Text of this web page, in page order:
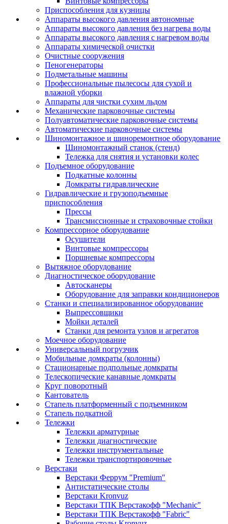
Приспособления для кузницы
Аппараты высокого давления автономные
Аппараты высокого давления без нагрева воды
Аппараты высокого давления с нагревом воды
Аппараты химической очистки
Очистные сооружения
Пеногенераторы
Подметальные машины
Профессиональные пылесосы для сухой и
влажной уборки
Аппараты для чистки сухим льдом
Механические парковочные системы
Полуавтоматические парковочные системы
Автоматические парковочные системы
Шиномонтажное и шиноремонтное оборудование
Шиномонтажный станок (стенд)
Тележка для снятия и установки колес
Подъемное оборудование
Подкатные колонны
Домкраты гидравлические
Гидравлические и грузоподъемные
приспособления
Прессы
Трансмиссионные и страховочные стойки
Компрессорное оборудование
Осушители
Винтовые компрессоры
Поршневые компрессоры
Вытяжное оборудование
Диагностическое оборудование
Автосканеры
Оборудование для заправки кондиционеров
Станки и специализированное оборудование
Выпрессовщики
Мойки деталей
Станки для ремонта узлов и агрегатов
Моечное оборудование
Универсальный погрузчик
Мобильные домкраты (колонны)
Стационарные подпольные домкраты
Телескопические канавные домкраты
Круг поворотный
Кантователь
Стапель платформенный с подъемником
Стапель подкатной
Тележки
Тележки арматурные
Тележки диагностические
Тележки инструментальные
Тележки транспортировочные
Верстаки
Верстаки Феррум "Premium"
Антистатические столы
Верстаки Kronvuz
Верстаки ТПК Верстакофф "Mechanic"
Верстаки ТПК Верстакофф "Fabric"